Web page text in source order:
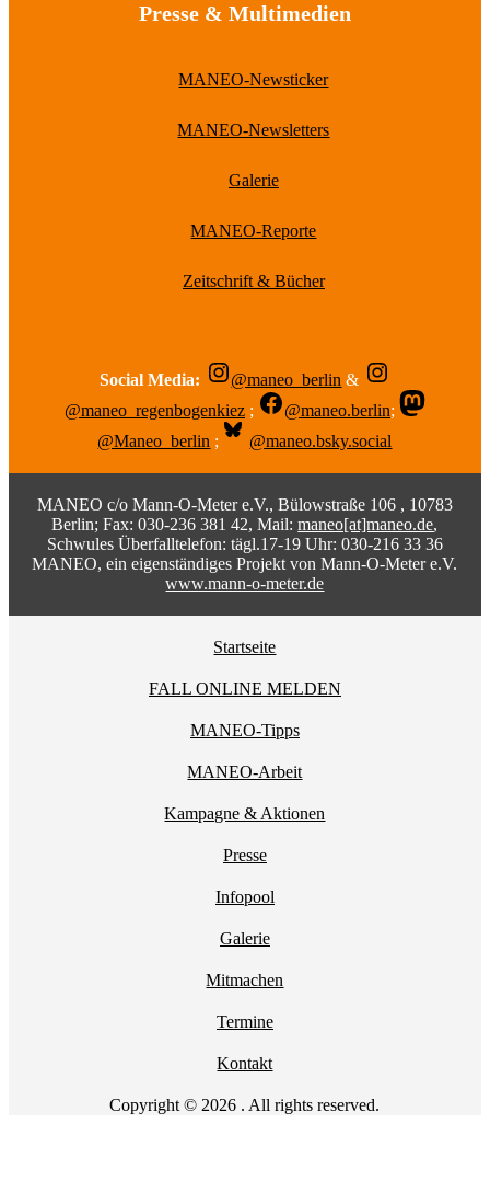
Presse & Multimedien
MANEO-Newsticker
MANEO-Newsletters
Galerie
MANEO-Reporte
Zeitschrift & Bücher
Social Media: @maneo_berlin &
@maneo_regenbogenkiez ; @maneo.berlin;
@Maneo_berlin ; @maneo.bsky.social
MANEO c/o Mann-O-Meter e.V., Bülowstraße 106 , 10783
Berlin; Fax: 030-236 381 42, Mail:maneo[at]maneo.de,
Schwules Überfalltelefon: tägl.17-19 Uhr: 030-216 33 36
MANEO, ein eigenständiges Projekt von Mann-O-Meter e.V.
www.mann-o-meter.de
Startseite
FALL ONLINE MELDEN
MANEO-Tipps
MANEO-Arbeit
Kampagne & Aktionen
Presse
Infopool
Galerie
Mitmachen
Termine
Kontakt
Copyright © 2026 . All rights reserved.